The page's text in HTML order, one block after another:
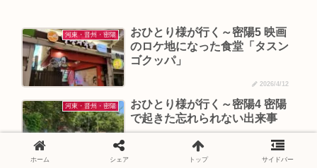
河東・晋州・密陽
おひとり様が行く～密陽5 映画
のロケ地になった食堂「タスン
ゴクッパ」
2026/4/12
河東・晋州・密陽
おひとり様が行く～密陽4 密陽
で起きた忘れられない出来事
ホーム シェア トップ サイドバー